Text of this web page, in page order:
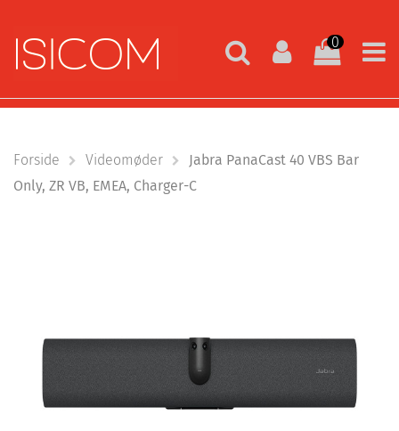
0
Forside Videomøder
Jabra PanaCast 40 VBS Bar
Only, ZR VB, EMEA, Charger-C